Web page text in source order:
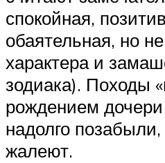
спокойная,
обаятельная, но
характера и
зодиака). Походы
рождением
надолго
жалеют.